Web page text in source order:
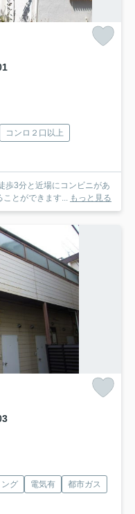
コンロ２口以上
歩3分と近場にコンビニがあ
とができます...
もっと見る
グ 電気有
都市ガス